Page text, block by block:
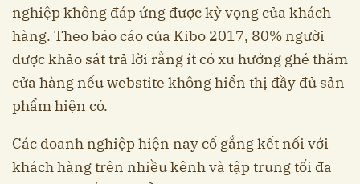
nghiệp không đáp ứng được kỳ vọng của khách
hàng. Theo báo cáo của Kibo 2017, 80% người
được khảo sát trả lời rằng ít có xu hướng ghé thăm
cửa hàng nếu webstite không hiển thị đầy đủ sản
phẩm hiện có.
Các doanh nghiệp hiện nay cố gắng kết nối với
khách hàng trên nhiều kênh và tập trung tối đa